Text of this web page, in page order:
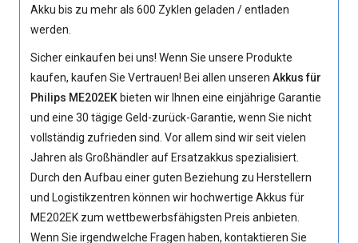
Akku bis zu mehr als 600 Zyklen geladen / entladen
werden.
Sicher einkaufen bei uns! Wenn Sie unsere Produkte
kaufen, kaufen Sie Vertrauen! Bei allen unserenAkkus für
Philips ME202EK bieten wir Ihnen eine einjährige Garantie
und eine 30 tägige Geld-zurück-Garantie, wenn Sie nicht
vollständig zufrieden sind. Vor allem sind wir seit vielen
Jahren als Großhändler auf Ersatzakkus spezialisiert.
Durch den Aufbau einer guten Beziehung zu Herstellern
und Logistikzentren können wir hochwertigeAkkus für
ME202EK zum wettbewerbsfähigsten Preis anbieten.
Wenn Sie irgendwelche Fragen haben, kontaktieren Sie